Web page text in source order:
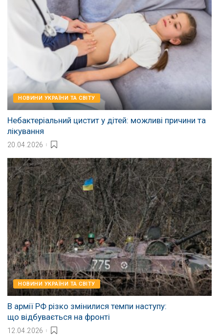
НОВИНИ УКРАЇНИ ТА СВІТУ
Небактеріальний цистит у дітей: можливі причини та
лікування
20.04.2026
НОВИНИ УКРАЇНИ ТА СВІТУ
В армії РФ різко змінилися темпи наступу:
що відбувається на фронті
12.04.2026